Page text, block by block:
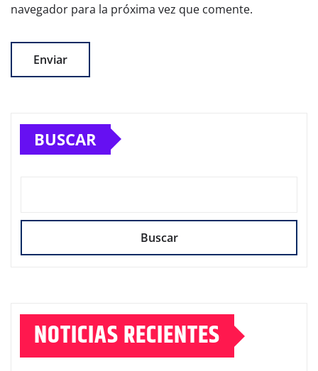
navegador para la próxima vez que comente.
BUSCAR
Buscar
NOTICIAS RECIENTES